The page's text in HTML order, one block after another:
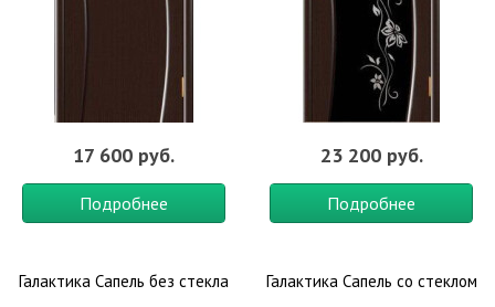
17 600 руб.
Подробнее
23 200 руб.
Подробнее
Галактика Сапель без стекла Галактика Сапель со стеклом